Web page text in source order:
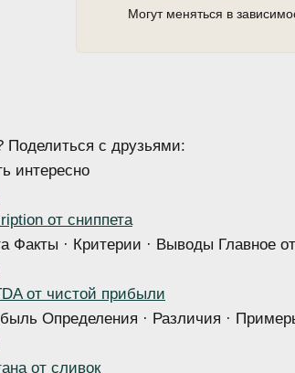
Могут меняться в
Поделиться с друзьями:
интересно
от сниппета
Факты · Критерии · Выводы Главное
от чистой прибыли
Определения · Различия ·
от сливок